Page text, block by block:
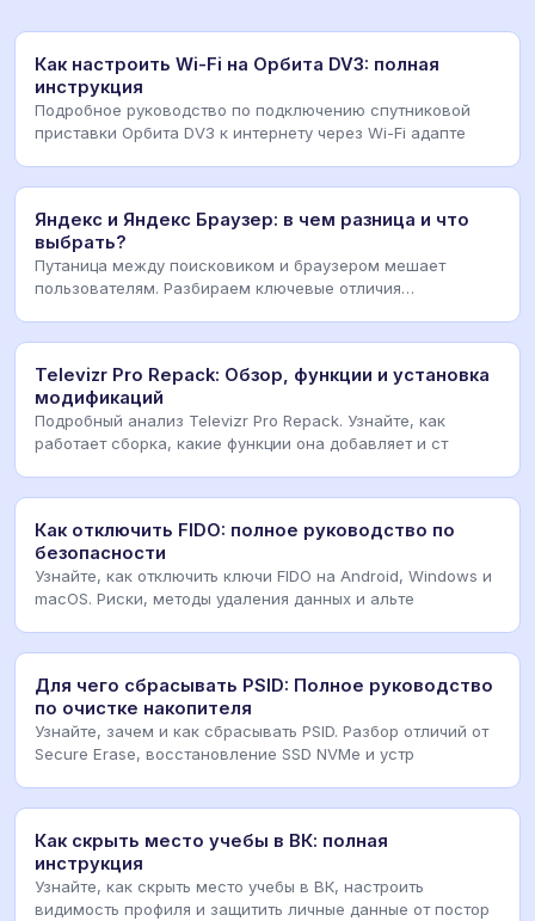
Как настроить Wi-Fi на Орбита DV3: полная
инструкция
Подробное руководство по подключению спутниковой
приставки Орбита DV3 к интернету через Wi-Fi адапте
Яндекс и Яндекс Браузер: в чем разница и что
выбрать?
Путаница между поисковиком и браузером мешает
пользователям. Разбираем ключевые отличия
Televizr Pro Repack: Обзор, функции и установка
модификаций
Подробный анализ Televizr Pro Repack. Узнайте, как
работает сборка, какие функции она добавляет и ст
Как отключить FIDO: полное руководство по
безопасности
Узнайте, как отключить ключи FIDO на Android, Windows и
macOS. Риски, методы удаления данных и альте
Для чего сбрасывать PSID: Полное руководство
по очистке накопителя
Узнайте, зачем и как сбрасывать PSID. Разбор отличий от
Secure Erase, восстановление SSD NVMe и устр
Как скрыть место учебы в ВК: полная
инструкция
Узнайте, как скрыть место учебы в ВК, настроить
видимость профиля и защитить личные данные от постор